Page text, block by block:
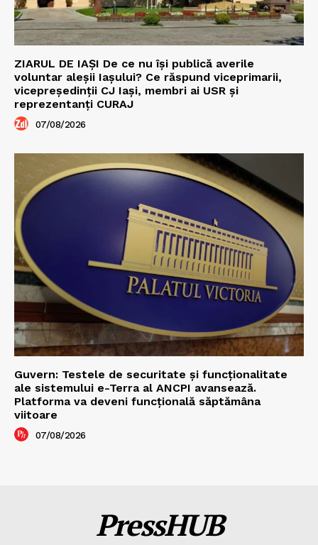
ZIARUL DE IAȘI De ce nu își publică averile
voluntar aleșii Iașului? Ce răspund viceprimarii,
vicepreședinții CJ Iași, membri ai USR și
reprezentanți CURAJ
07/08/2026
Guvern: Testele de securitate și funcționalitate
ale sistemului e-Terra al ANCPI avansează.
Platforma va deveni funcțională săptămâna
viitoare
07/08/2026
PressHUB